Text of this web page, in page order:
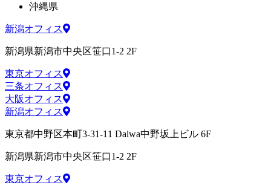
沖縄県
新潟オフィス
新潟県新潟市中央区笹口1-2 2F
東京オフィス
三条オフィス
大阪オフィス
新潟オフィス
東京都中野区本町3-31-11 Daiwa中野坂上ビル 6F
新潟県新潟市中央区笹口1-2 2F
東京オフィス